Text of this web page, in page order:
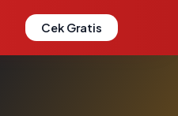
Cek Gratis